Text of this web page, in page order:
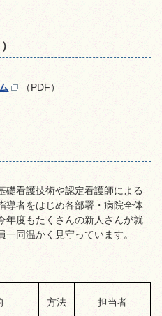
（PDF）
礎看護技術や認定看護師による
導者をはじめ各部署・病院全体
年度もたくさんの新人さんが就
同温かく見守っています。
方法 担当者